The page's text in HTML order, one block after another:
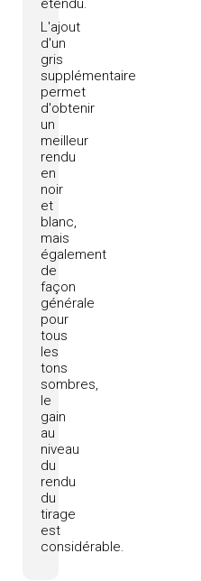
étendu.
L'ajout
d'un
gris
supplémentaire
permet
d'obtenir
un
meilleur
rendu
en
noir
et
blanc,
mais
également
de
façon
générale
pour
tous
les
tons
sombres,
le
gain
au
niveau
du
rendu
du
tirage
est
considérable.